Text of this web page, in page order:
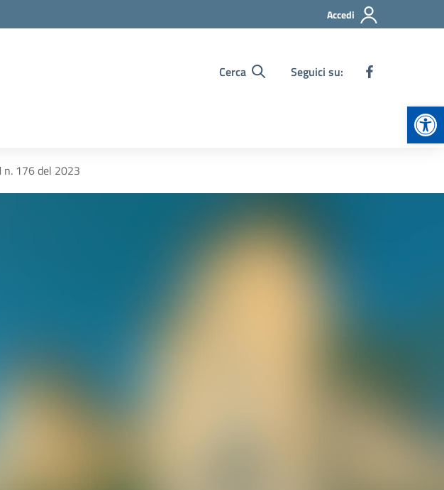
Accedi
Cerca Seguici su:
n. 176 del 2023